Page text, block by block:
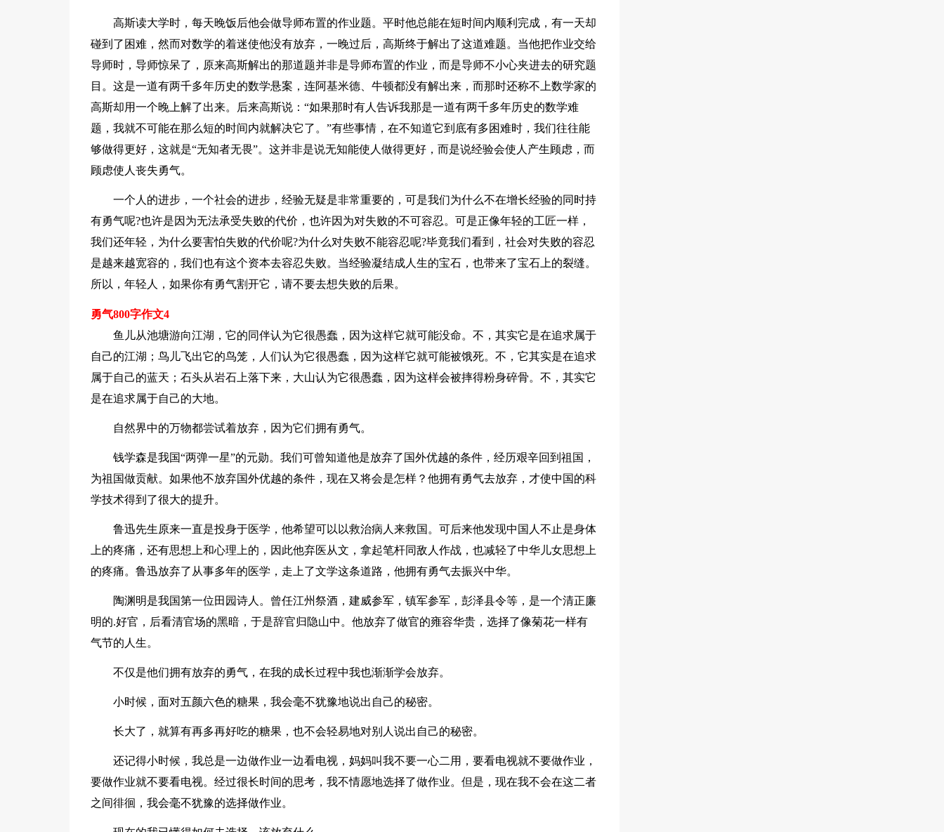
高斯读大学时，每天晚饭后他会做导师布置的作业题。平时他总能在短时间内顺利完成，有一天却
碰到了困难，然而对数学的着迷使他没有放弃，一晚过后，高斯终于解出了这道难题。当他把作业交给
导师时，导师惊呆了，原来高斯解出的那道题并非是导师布置的作业，而是导师不小心夹进去的研究题
目。这是一道有两千多年历史的数学悬案，连阿基米德、牛顿都没有解出来，而那时还称不上数学家的
高斯却用一个晚上解了出来。后来高斯说：“如果那时有人告诉我那是一道有两千多年历史的数学难
题，我就不可能在那么短的时间内就解决它了。”有些事情，在不知道它到底有多困难时，我们往往能
够做得更好，这就是“无知者无畏”。这并非是说无知能使人做得更好，而是说经验会使人产生顾虑，而
顾虑使人丧失勇气。
一个人的进步，一个社会的进步，经验无疑是非常重要的，可是我们为什么不在增长经验的同时持
有勇气呢?也许是因为无法承受失败的代价，也许因为对失败的不可容忍。可是正像年轻的工匠一样，
我们还年轻，为什么要害怕失败的代价呢?为什么对失败不能容忍呢?毕竟我们看到，社会对失败的容忍
是越来越宽容的，我们也有这个资本去容忍失败。当经验凝结成人生的宝石，也带来了宝石上的裂缝。
所以，年轻人，如果你有勇气割开它，请不要去想失败的后果。
勇气800字作文4
鱼儿从池塘游向江湖，它的同伴认为它很愚蠢，因为这样它就可能没命。不，其实它是在追求属于
自己的江湖；鸟儿飞出它的鸟笼，人们认为它很愚蠢，因为这样它就可能被饿死。不，它其实是在追求
属于自己的蓝天；石头从岩石上落下来，大山认为它很愚蠢，因为这样会被摔得粉身碎骨。不，其实它
是在追求属于自己的大地。
自然界中的万物都尝试着放弃，因为它们拥有勇气。
钱学森是我国“两弹一星”的元勋。我们可曾知道他是放弃了国外优越的条件，经历艰辛回到祖国，
为祖国做贡献。如果他不放弃国外优越的条件，现在又将会是怎样？他拥有勇气去放弃，才使中国的科
学技术得到了很大的提升。
鲁迅先生原来一直是投身于医学，他希望可以以救治病人来救国。可后来他发现中国人不止是身体
上的疼痛，还有思想上和心理上的，因此他弃医从文，拿起笔杆同敌人作战，也减轻了中华儿女思想上
的疼痛。鲁迅放弃了从事多年的医学，走上了文学这条道路，他拥有勇气去振兴中华。
陶渊明是我国第一位田园诗人。曾任江州祭酒，建威参军，镇军参军，彭泽县令等，是一个清正廉
明的.好官，后看清官场的黑暗，于是辞官归隐山中。他放弃了做官的雍容华贵，选择了像菊花一样有
气节的人生。
不仅是他们拥有放弃的勇气，在我的成长过程中我也渐渐学会放弃。
小时候，面对五颜六色的糖果，我会毫不犹豫地说出自己的秘密。
长大了，就算有再多再好吃的糖果，也不会轻易地对别人说出自己的秘密。
还记得小时候，我总是一边做作业一边看电视，妈妈叫我不要一心二用，要看电视就不要做作业，
要做作业就不要看电视。经过很长时间的思考，我不情愿地选择了做作业。但是，现在我不会在这二者
之间徘徊，我会毫不犹豫的选择做作业。